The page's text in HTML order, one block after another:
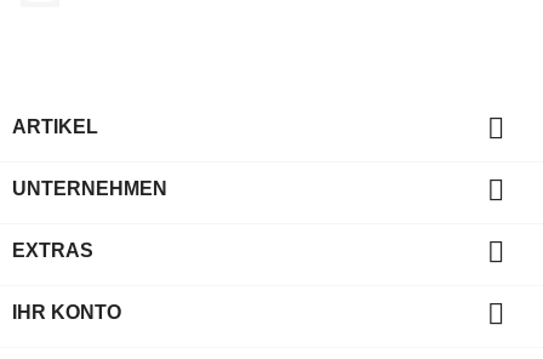
ARTIKEL 
UNTERNEHMEN 
EXTRAS 
IHR KONTO 